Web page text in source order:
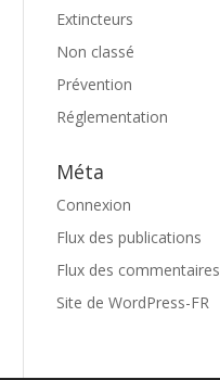
Extincteurs
Non classé
Prévention
Réglementation
Méta
Connexion
Flux des publications
Flux des commentaires
Site de WordPress-FR